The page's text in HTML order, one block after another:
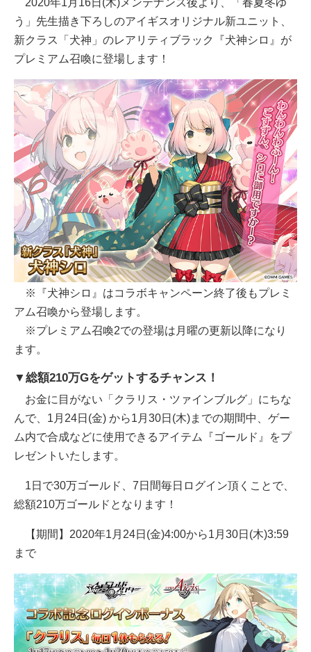
2020年1月16日(木)メンテナンス後より、「春夏冬ゆ
う」先生描き下ろしのアイギスオリジナル新ユニット、
新クラス「犬神」のレアリティブラック『犬神シロ』が
プレミアム召喚に登場します！
※『犬神シロ』はコラボキャンペーン終了後もプレミ
アム召喚から登場します。
※プレミアム召喚2での登場は月曜の更新以降になり
ます。
▼総額210万Gをゲットするチャンス！
お金に目がない「クラリス・ツァインブルグ」にちな
んで、1月24日(金) から1月30日(木)までの期間中、ゲー
ム内で合成などに使用できるアイテム『ゴールド』をプ
レゼントいたします。
1日で30万ゴールド、7日間毎日ログイン頂くことで、
総額210万ゴールドとなります！
【期間】2020年1月24日(金)4:00から1月30日(木)3:59
まで